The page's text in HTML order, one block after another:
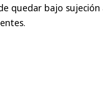
quedar bajo